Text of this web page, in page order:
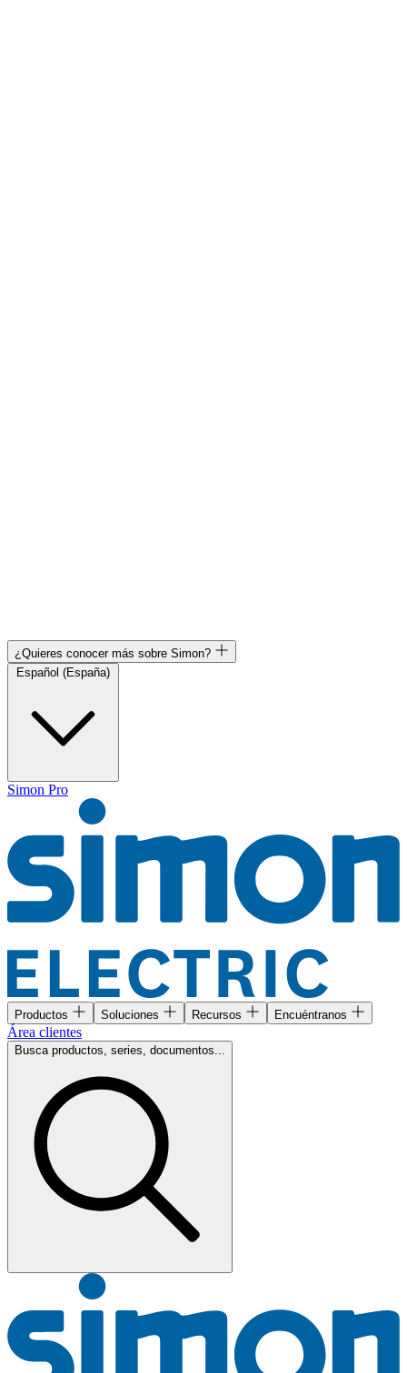
¿Quieres conocer más sobre Simon?
Simon Pro
Productos Soluciones Recursos Encuéntranos
Área clientes
Busca productos, series, documentos...